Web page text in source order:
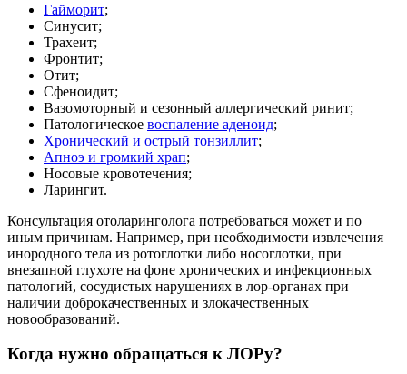
Гайморит;
Синусит;
Трахеит;
Фронтит;
Отит;
Сфеноидит;
Вазомоторный и сезонный аллергический ринит;
Патологическое воспаление аденоид;
Хронический и острый тонзиллит;
Апноэ и громкий храп;
Носовые кровотечения;
Ларингит.
Консультация отоларинголога потребоваться может и по
иным причинам. Например, при необходимости извлечения
инородного тела из ротоглотки либо носоглотки, при
внезапной глухоте на фоне хронических и инфекционных
патологий, сосудистых нарушениях в лор-органах при
наличии доброкачественных и злокачественных
новообразований.
Когда нужно обращаться к ЛОРу?